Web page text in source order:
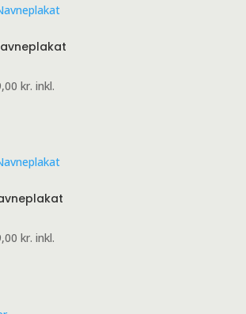
kr. Prisinterval:
inkl.
kr. Prisinterval:
inkl.